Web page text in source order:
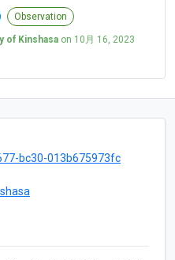
Observation
of Kinshasa on 10月 16, 2023
bc30-013b675973fc